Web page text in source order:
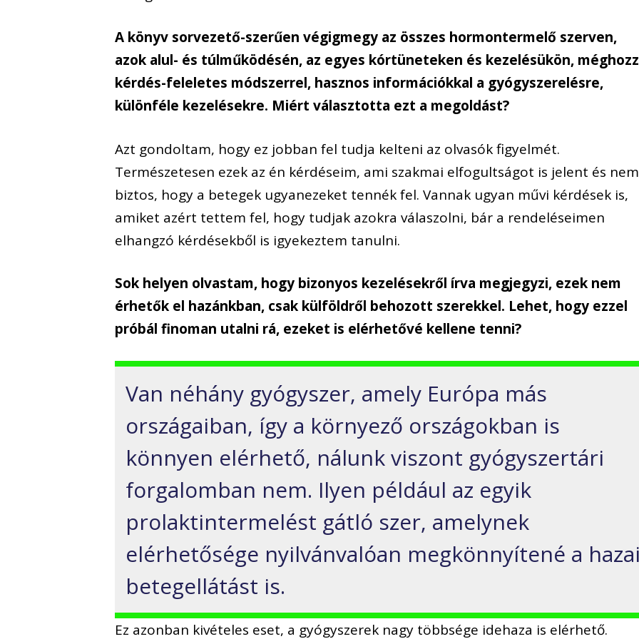
A könyv sorvezető-szerűen végigmegy az összes hormontermelő szerven,
azok alul- és túlműködésén, az egyes kórtüneteken és kezelésükön,
kérdés-feleletes módszerrel, hasznos információkkal a gyógyszerelésre,
különféle kezelésekre. Miért választotta ezt a megoldást?
Azt gondoltam, hogy ez jobban fel tudja kelteni az olvasók figyelmét.
Természetesen ezek az én kérdéseim, ami szakmai elfogultságot is jelent és nem
biztos, hogy a betegek ugyanezeket tennék fel. Vannak ugyan művi kérdések is,
amiket azért tettem fel, hogy tudjak azokra válaszolni, bár a rendeléseimen
elhangzó kérdésekből is igyekeztem tanulni.
Sok helyen olvastam, hogy bizonyos kezelésekről írva megjegyzi, ezek nem
érhetők el hazánkban, csak külföldről behozott szerekkel. Lehet, hogy ezzel
próbál finoman utalni rá, ezeket is elérhetővé kellene tenni?
Van néhány gyógyszer, amely Európa más
országaiban, így a környező országokban is
könnyen elérhető, nálunk viszont gyógyszertári
forgalomban nem. Ilyen például az egyik
prolaktintermelést gátló szer, amelynek
elérhetősége nyilvánvalóan megkönnyítené a
betegellátást is.
Ez azonban kivételes eset, a gyógyszerek nagy többsége idehaza is elérhető.